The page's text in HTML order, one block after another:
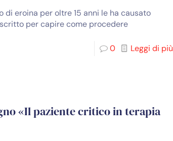
di eroina per oltre 15 anni le ha causato
per capire come procedere
0 Leggi di più
«Il paziente critico in terapia